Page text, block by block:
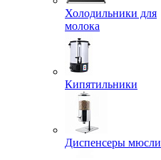
Холодильники для
молока
Кипятильники
Диспенсеры мюсли